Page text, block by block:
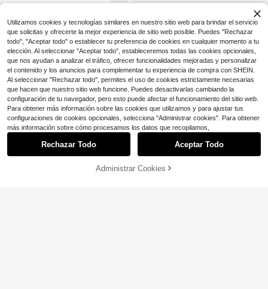
escuela, vacaciones en la playa y s
¡12% DE DESCUENTO! AÑADIR A LA BOLSA
Utilizamos cookies y tecnologías similares en nuestro sitio web para brindar el servicio
que solicitas y ofrecerte la mejor experiencia de sitio web posible. Puedes "Rechazar
todo", "Aceptar todo" o establecer tu preferencia de cookies en cualquier momento a tu
elección. Al seleccionar "Aceptar todo", estableceremos todas las cookies opcionales,
que nos ayudan a analizar el tráfico, ofrecer funcionalidades mejoradas y personalizar
el contenido y los anuncios para complementar tu experiencia de compra con SHEIN.
Al seleccionar "Rechazar todo", permites el uso de cookies estrictamente necesarias
que hacen que nuestro sitio web funcione. Puedes desactivarlas cambiando la
configuración de tu navegador, pero esto puede afectar el funcionamiento del sitio web.
Para obtener más información sobre las cookies que utilizamos y para ajustar tus
configuraciones de cookies opcionales, selecciona "Administrar cookies". Para obtener
más información sobre cómo procesamos los datos que recopilamos,
Rechazar Todo Aceptar Todo
Administrar Cookies